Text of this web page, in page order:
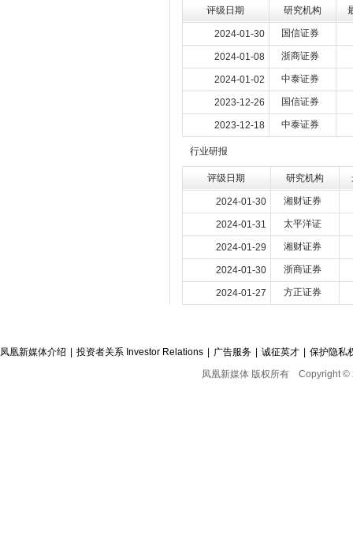
评级日期 研究机构
2024-01-30 国信证券
2024-01-08 浙商证券
2024-01-02 中泰证券
2023-12-26 国信证券
2023-12-18 中泰证券
行业研报
评级日期 研究机构
2024-01-30 湘财证券
2024-01-31 太平洋证
2024-01-29 湘财证券
2024-01-30 浙商证券
2024-01-27 方正证券
凤凰新媒体介绍 投资者关系 Investor Relations 广告服务 诚征英才
保护隐私
凤凰新媒体 版权所有 Copyright ©